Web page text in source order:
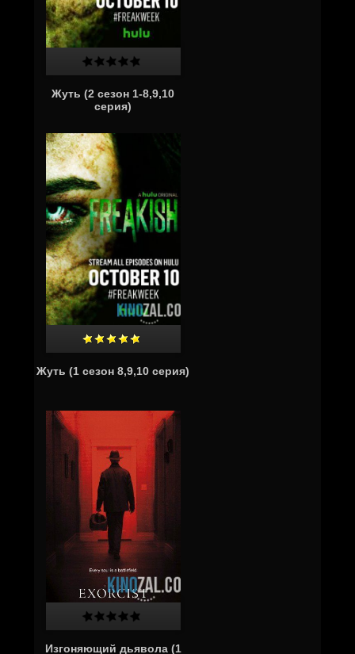
Жуть (2 сезон 1-8,9,10
серия)
Жуть (1 сезон 8,9,10 серия)
Изгоняющий дьявола (1